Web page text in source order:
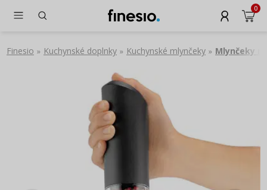
0
Finesio » Kuchynské doplnky » Kuchynské mlynčeky » Mlynčeky